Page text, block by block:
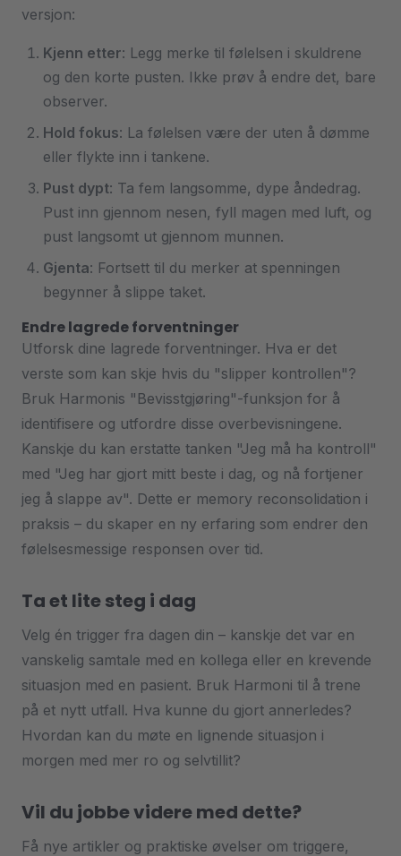
versjon:
Kjenn etter: Legg merke til følelsen i skuldrene
og den korte pusten. Ikke prøv å endre det, bare
observer.
Hold fokus: La følelsen være der uten å dømme
eller flykte inn i tankene.
Pust dypt: Ta fem langsomme, dype åndedrag.
Pust inn gjennom nesen, fyll magen med luft, og
pust langsomt ut gjennom munnen.
Gjenta: Fortsett til du merker at spenningen
begynner å slippe taket.
Endre lagrede forventninger
Utforsk dine lagrede forventninger. Hva er det
verste som kan skje hvis du "slipper kontrollen"?
Bruk Harmonis "Bevisstgjøring"-funksjon for å
identifisere og utfordre disse overbevisningene.
Kanskje du kan erstatte tanken "Jeg må ha kontroll"
med "Jeg har gjort mitt beste i dag, og nå fortjener
jeg å slappe av". Dette er memory reconsolidation i
praksis – du skaper en ny erfaring som endrer den
følelsesmessige responsen over tid.
Ta et lite steg i dag
Velg én trigger fra dagen din – kanskje det var en
vanskelig samtale med en kollega eller en krevende
situasjon med en pasient. Bruk Harmoni til å trene
på et nytt utfall. Hva kunne du gjort annerledes?
Hvordan kan du møte en lignende situasjon i
morgen med mer ro og selvtillit?
Vil du jobbe videre med dette?
Få nye artikler og praktiske øvelser om triggere,